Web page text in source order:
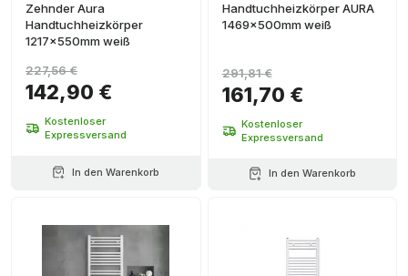
Zehnder Aura
Handtuchheizkörper
1217x550mm weiß
142,90 €
227,56 €
Kostenloser
Expressversand
In den Warenkorb
Handtuchheizkörper AURA
1469x500mm weiß
161,70 €
291,81 €
Kostenloser
Expressversand
In den Warenkorb